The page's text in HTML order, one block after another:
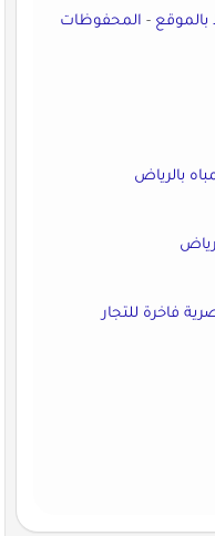
-المحفوظات
بالرياض
فاخرة للتجار